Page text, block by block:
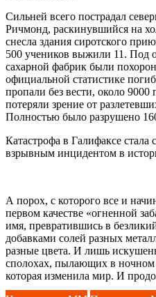
Сильней всего пострадал
Ричмонд, раскинувшийся на
снесла здания сиротского
500 учеников выжили 11. Под
сахарной фабрик были
официальной статистике
пропали без вести, около 9000
потеряли зрение от
Полностью было разрушено
Катастрофа в Галифаксе
взрывным инцидентом в
А порох, с которого все и
первом качестве «огненной
имя, превратившись в
добавками солей разных
разные цвета. И лишь
сполохах, пылающих в ночном
которая изменила мир. И